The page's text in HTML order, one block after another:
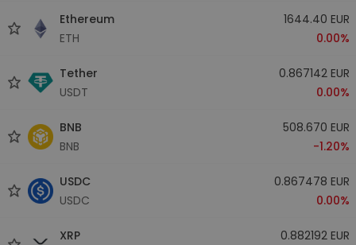
Ethereum
ETH
1644.40 EUR
0.00%
Tether
USDT
0.867142 EUR
0.00%
BNB
BNB
508.670 EUR
-1.20%
USDC
USDC
0.867478 EUR
0.00%
XRP
0.882192 EUR